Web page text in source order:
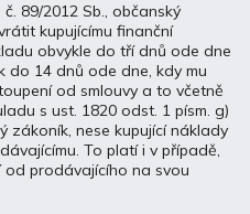
89/2012 Sb., občanský
kupujícímu finanční
obvykle do tří dnů ode dne
do 14 dnů ode dne, kdy mu
od smlouvy a to včetně
s ust. 1820 odst. 1 písm. g)
zákoník, nese kupující náklady
To platí i v případě,
od prodávajícího na svou